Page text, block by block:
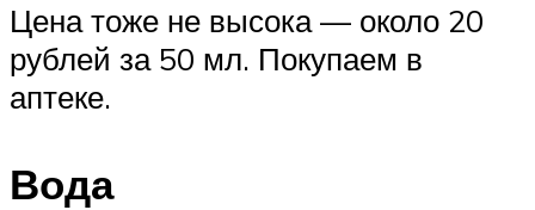
Цена тоже не высока — около 20
рублей за 50 мл. Покупаем в
аптеке.
Вода